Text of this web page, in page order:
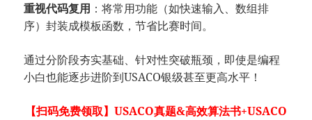
​重视代码复用​ ​：将常用功能（如快速输入、数组排
序）封装成模板函数，节省比赛时间。
通过分阶段夯实基础、针对性突破瓶颈，即使是编程
小白也能逐步进阶到USACO银级甚至更高水平！
【扫码免费领取】USACO真题&高效算法书+USACO